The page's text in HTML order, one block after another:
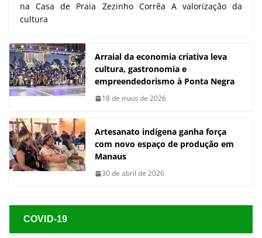
na Casa de Praia Zezinho Corrêa A valorização da
cultura
Arraial da economia criativa leva
cultura, gastronomia e
empreendedorismo à Ponta Negra
18 de maio de 2026
Artesanato indígena ganha força
com novo espaço de produção em
Manaus
30 de abril de 2026
COVID-19